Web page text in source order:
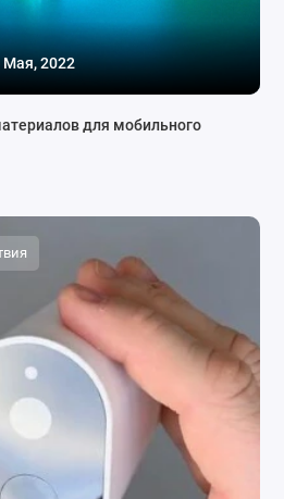
Мая, 2022
для мобильного